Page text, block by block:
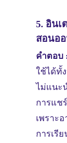
5. อินเ
สอนอ
คำตอบ
ใช้ได้ทั้
ไม่แนะ
การแช
เพราะ
การเรี